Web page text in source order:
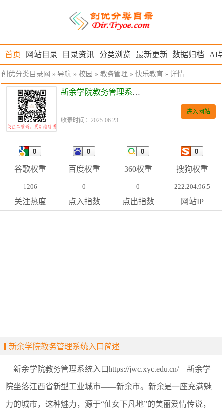
首页 网站目录 目录资讯 分类浏览 最新更新 数据归档 AI
创优分类目录网 » 导航 » 校园 » 教务管理 » 快乐教育 » 详情
新余学院教务管理系统入口
收录时间：2025-06-23
进入网站
谷歌权重 百度权重 360权重 搜狗权重
1206
关注热度
0
点入指数
0
点出指数
222.204.96.5
网站IP
新余学院教务管理系统入口简述
新余学院教务管理系统入口https://jwc.xyc.edu.cn/ 新余学
院坐落江西省新型工业城市——新余市。新余是一座充满魅
力的城市，这种魅力，源于“仙女下凡地”的美丽爱情传说，